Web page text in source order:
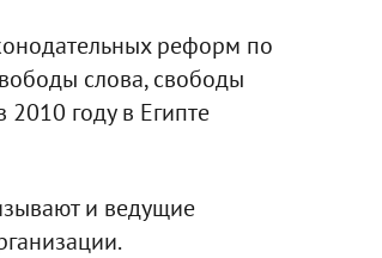
реформ по
слова, свободы
году в Египте
и ведущие